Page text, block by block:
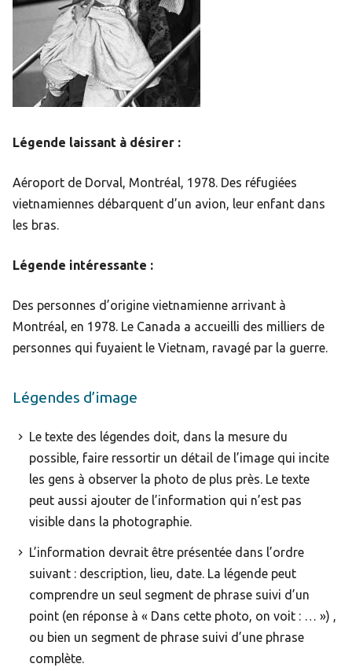
Légende laissant à désirer :
Aéroport de Dorval, Montréal, 1978. Des réfugiées
vietnamiennes débarquent d’un avion, leur enfant dans
les bras.
Légende intéressante :
Des personnes d’origine vietnamienne arrivant à
Montréal, en 1978. Le Canada a accueilli des milliers de
personnes qui fuyaient le Vietnam, ravagé par la guerre.
Légendes d’image
Le texte des légendes doit, dans la mesure du
possible, faire ressortir un détail de l’image qui incite
les gens à observer la photo de plus près. Le texte
peut aussi ajouter de l’information qui n’est pas
visible dans la photographie.
L’information devrait être présentée dans l’ordre
suivant : description, lieu, date. La légende peut
comprendre un seul segment de phrase suivi d’un
point (en réponse à « Dans cette photo, on voit : … ») ,
ou bien un segment de phrase suivi d’une phrase
complète.